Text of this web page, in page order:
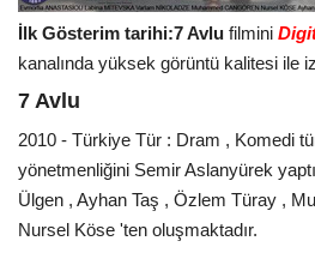
İlk Gösterim tarihi:7 Avlu filmini
kanalında yüksek görüntü kalitesi ile
7 Avlu
2010 - Türkiye Tür : Dram , Komedi
yönetmenliğini Semir Aslanyürek
Ülgen , Ayhan Taş , Özlem Türay ,
Nursel Köse 'ten oluşmaktadır.